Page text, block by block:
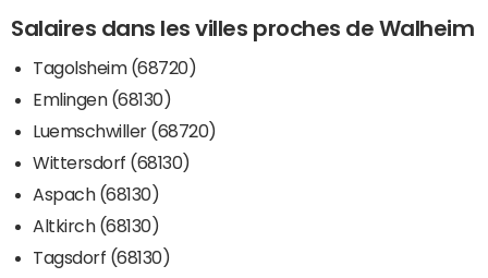
Salaires dans les villes proches de Walheim
Tagolsheim (68720)
Emlingen (68130)
Luemschwiller (68720)
Wittersdorf (68130)
Aspach (68130)
Altkirch (68130)
Tagsdorf (68130)